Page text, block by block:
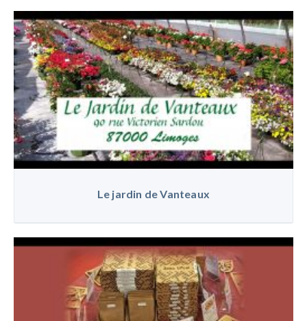
Le jardin de Vanteaux